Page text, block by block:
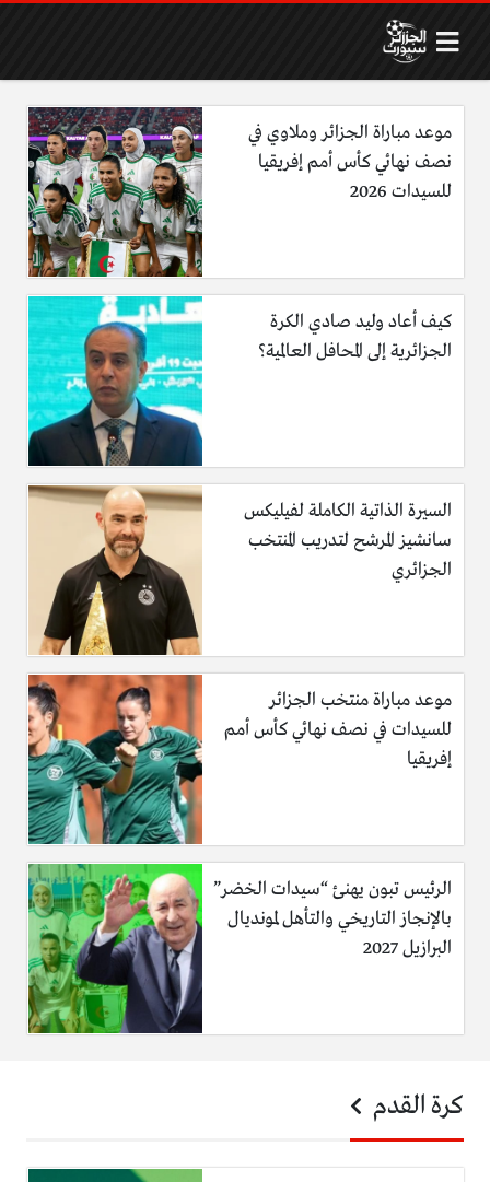
موعد مباراة الجزائر وملاوي في
نصف نهائي كأس أمم إفريقيا
للسيدات 2026
كيف أعاد وليد صادي الكرة
الجزائرية إلى المحافل العالمية؟
السيرة الذاتية الكاملة لفيليكس
سانشيز المرشح لتدريب المنتخب
الجزائري
موعد مباراة منتخب الجزائر
للسيدات في نصف نهائي كأس أمم
إفريقيا
الرئيس تبون يهنئ “سيدات الخضر”
بالإنجاز التاريخي والتأهل لمونديال
البرازيل 2027
كرة القدم